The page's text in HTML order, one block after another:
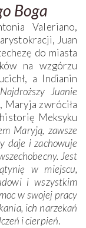
Boga
Valeriano,
Juan
do miasta
na wzgórzu
a Indianin
Najdroższy Juanie
Maryja zwróciła
Meksyku
Maryją, zawsze
daje i zachowuje
Jest
w miejscu,
i wszystkim
w swojej pracy
ich narzekań
i cierpień.